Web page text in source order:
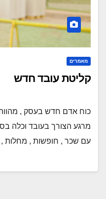
מאמרים
קליטת עובד חדש
כוח אדם חדש בעסק ,
מרגע הצורך בעובד וכלה
עם שכר , חופשות , מחלות